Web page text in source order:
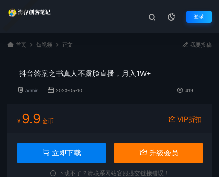
登录
首页 短视频 正文 我要投稿
抖音答案之书真人不露脸直播，月入1W+
admin 2023-05-10 419
¥ 9.9 金币 VIP折扣
立即下载 升级会员
下载不了？请联系网站客服提交链接错误！